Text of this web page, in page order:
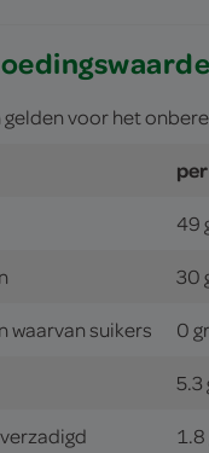
gelden voor het
49
30
waarvan suikers 0
5.3
1.8